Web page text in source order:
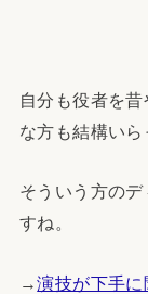
自分も役者を
な方も結構いら
そういう方の
すね。
→演技が下手